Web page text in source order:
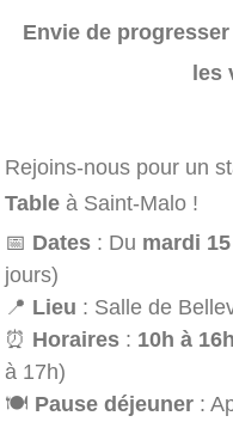
Envie de
les
Rejoins-nous pour un
Table à Saint-Malo !
📅 Dates : Du mardi
jours)
📍 Lieu : Salle de
⏰ Horaires : 10h à 16h
à 17h)
🍽️ Pause déjeuner :